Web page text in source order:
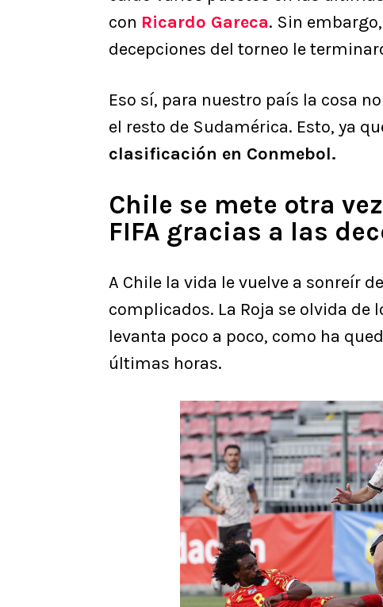
con Ricardo Gareca. Sin
decepciones del torneo le
Eso sí, para nuestro país la cosa
el resto de Sudamérica. Esto, ya
clasificación en Conmebol.
Chile se mete otra
FIFA gracias a las
A Chile la vida le vuelve a sonreír
complicados. La Roja se olvida
levanta poco a poco, como ha
últimas horas.